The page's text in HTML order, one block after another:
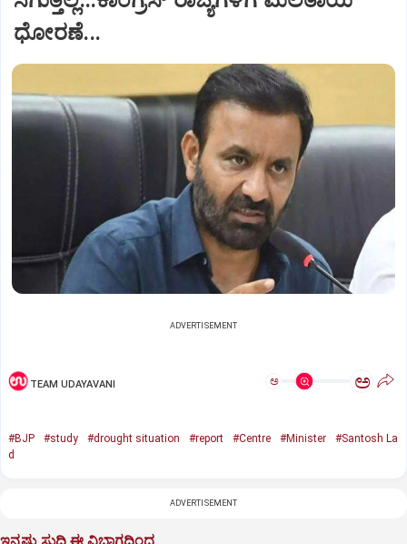
ಧೋರಣೆ...
ADVERTISEMENT
TEAM UDAYAVANI ಅ ಅ
#BJP #study #drought situation #report #Centre #Minister
#Santosh La
d
ADVERTISEMENT